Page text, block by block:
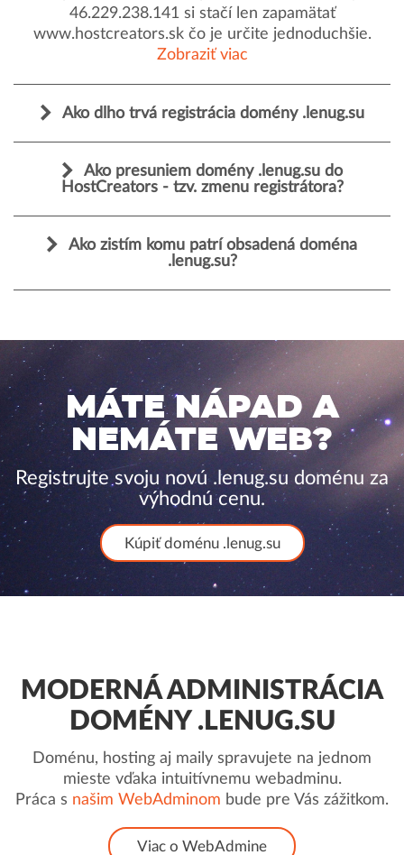
46.229.238.141 si stačí len zapamätať
www.hostcreators.sk čo je určite jednoduchšie.
Zobraziť viac
Ako dlho trvá registrácia domény .lenug.su
Ako presuniem domény .lenug.su do
HostCreators - tzv. zmenu registrátora?
Ako zistím komu patrí obsadená doména
.lenug.su?
MÁTE NÁPAD A
NEMÁTE WEB?
Registrujte svoju novú .lenug.su doménu za
výhodnú cenu.
Kúpiť doménu .lenug.su
MODERNÁ ADMINISTRÁCIA
DOMÉNY .LENUG.SU
Doménu, hosting aj maily spravujete na jednom
mieste vďaka intuitívnemu webadminu.
Práca s našim WebAdminom bude pre Vás zážitkom.
Viac o WebAdmine